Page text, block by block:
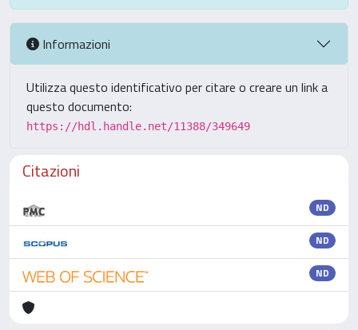
Informazioni
Utilizza questo identificativo per citare o creare un link a
questo documento:
https://hdl.handle.net/11388/349649
Citazioni
ND
ND
ND